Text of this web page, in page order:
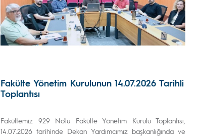
Fakülte Yönetim Kurulunun 14.07.2026 Tarihli
Toplantısı
Fakültemiz 929 No'lu Fakülte Yönetim Kurulu Toplantısı,
14.07.2026 tarihinde Dekan Yardımcımız başkanlığında ve